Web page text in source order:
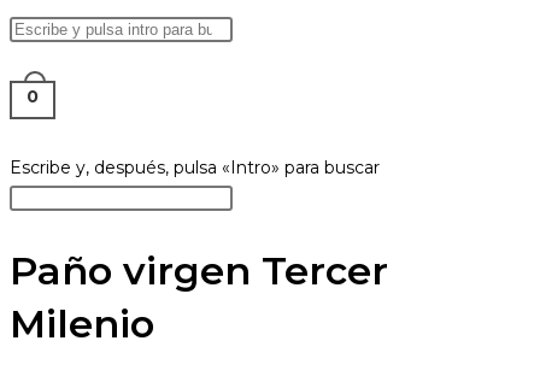
ALTERNAR
BÚSQUEDA
DE
Buscar
esta
web
panel
de
0
Buscar
en
web
Escribe y, después, pulsa «Intro» para buscar
para
cerrar
Paño virgen Tercer
Milenio